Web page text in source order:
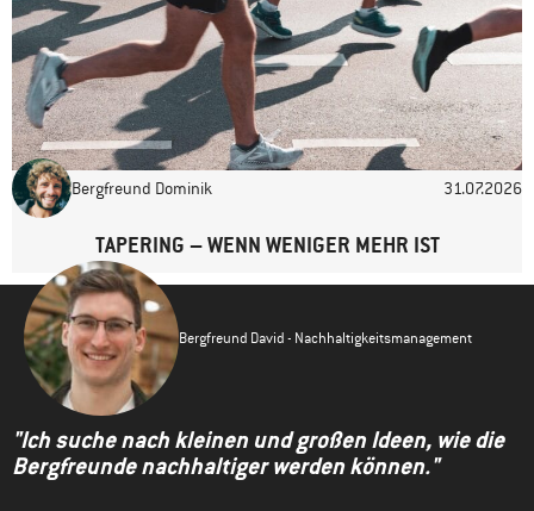
Bergfreund Dominik 31.07.2026
TAPERING – WENN WENIGER MEHR IST
Bergfreund David - Nachhaltigkeitsmanagement
"Ich suche nach kleinen und großen Ideen, wie die
Bergfreunde nachhaltiger werden können."